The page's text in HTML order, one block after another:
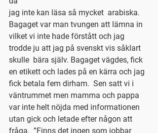
jag inte kan läsa så mycket  arabiska.
Bagaget var man tvungen att lämna in
vilket vi inte hade förstått och jag
trodde ju att jag på svenskt vis såklart
skulle  bära själv. Bagaget vägdes, fick
en etikett och lades på en kärra och jag
fick betala fem dirham.  Sen satt vi i
väntrummet men mamma och pappa
var inte helt nöjda med informationen
utan gick och letade efter någon att
fråga.  ”Finns det ingen som jobbar